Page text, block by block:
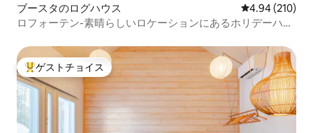
ブースタのログハウス レビュー210
4.94 (210)
ロフォーテン-素晴らしいロケーションにあるホリデーハウ
大好評のゲストチョイスです。
ゲストチョイス